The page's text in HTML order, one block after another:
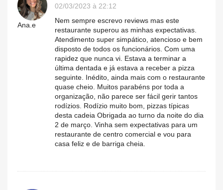
Ana.e
02/03/2023 à 22:12
Nem sempre escrevo reviews mas este
restaurante superou as minhas expectativas.
Atendimento super simpático, atencioso e bem
disposto de todos os funcionários. Com uma
rapidez que nunca vi. Estava a terminar a
última dentada e já estava a receber a pizza
seguinte. Inédito, ainda mais com o restaurante
quase cheio. Muitos parabéns por toda a
organização, não parece ser fácil gerir tantos
rodízios. Rodízio muito bom, pizzas típicas
desta cadeia Obrigada ao turno da noite do dia
2 de março. Vinha sem expectativas para um
restaurante de centro comercial e vou para
casa feliz e de barriga cheia.